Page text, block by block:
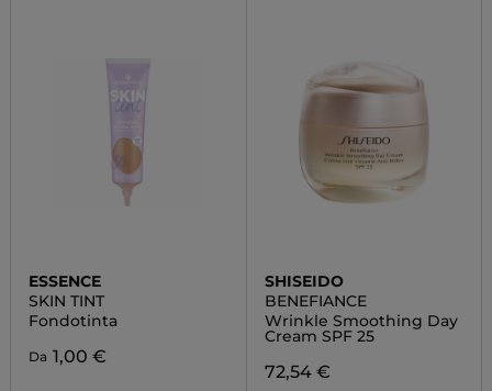
ESSENCE
SKIN TINT
Fondotinta
Da 1,00 €
SHISEIDO
BENEFIANCE
Wrinkle Smoothing Day
Cream SPF 25
72,54 €